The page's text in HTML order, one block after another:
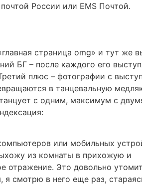
России или EMS Почтой.
страница omg» и тут же
БГ – после каждого его
плюс – фотографии с
в танцевальную
с одним, максимум с
или мобильных
из комнаты в прихожую и
отражение. Это довольно
смотрю в него еще раз,